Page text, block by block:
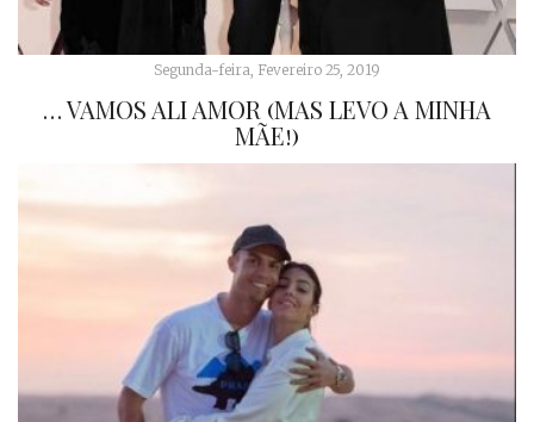
Segunda-feira, Fevereiro 25, 2019
… VAMOS ALI AMOR (MAS LEVO A MINHA
MÃE!)